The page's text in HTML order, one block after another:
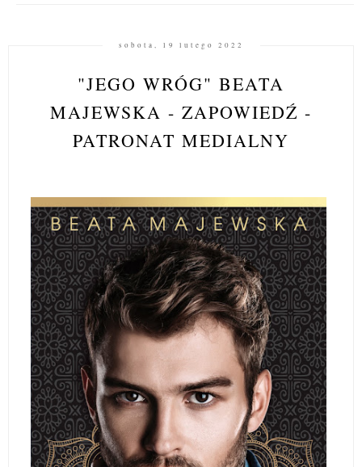
sobota, 19 lutego 2022
"JEGO WRÓG" BEATA
MAJEWSKA - ZAPOWIEDŹ -
PATRONAT MEDIALNY